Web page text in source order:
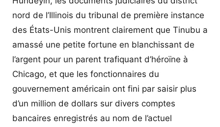
nord de l’Illinois du tribunal de première instance
des États-Unis montrent clairement que Tinubu a
amassé une petite fortune en blanchissant de
l’argent pour un parent trafiquant d’héroïne à
Chicago, et que les fonctionnaires du
gouvernement américain ont fini par saisir plus
d’un million de dollars sur divers comptes
bancaires enregistrés au nom de l’actuel